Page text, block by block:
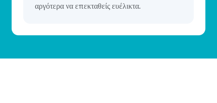
αργότερα να επεκταθείς ευέλικτα.